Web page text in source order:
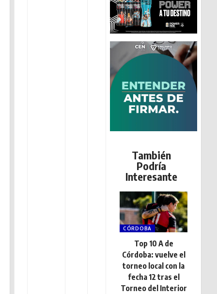
También
Podría
Interesante
CÓRDOBA
Top 10 A de
Córdoba: vuelve el
torneo local con la
fecha 12 tras el
Torneo del Interior